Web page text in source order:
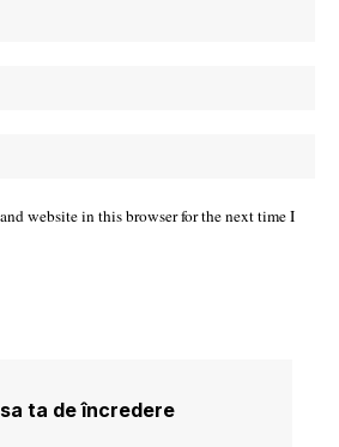
website in this browser for the next time I
ta de încredere